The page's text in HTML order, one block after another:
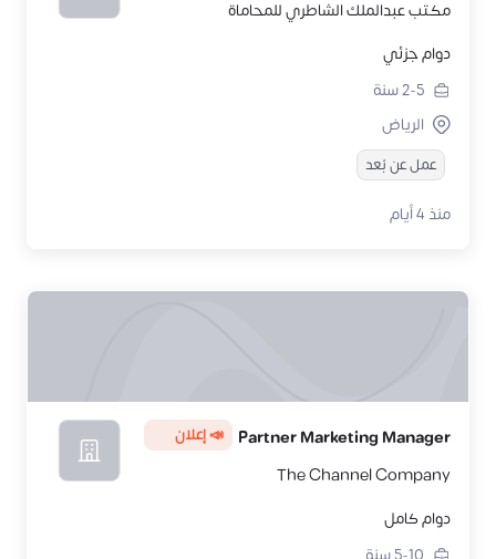
مكتب عبدالملك الشاطري للمحاماة
دوام جزئي
2-5سنة
الرياض
عمل عن بُعد
منذ 4 أيام
Partner Marketing Manager 📣 إعلان
The Channel Company
دوام كامل